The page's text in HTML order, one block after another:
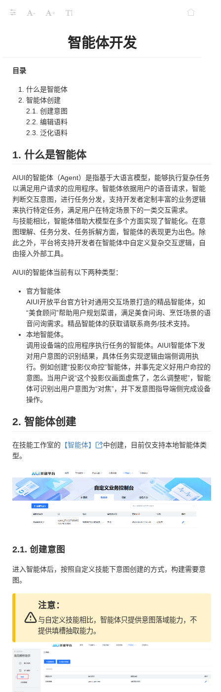
- +
智能体开发
目录
什么是智能体
智能体创建
2.1. 创建意图
2.2. 编辑语料
2.3. 泛化语料
1. 什么是智能体
AIUI的智能体（Agent）是指基于大语言模型，能够执行复杂任务
以满足用户请求的应用程序。智能体依据用户的语音请求，智能
判断交互意图，进行任务分发，支持开发者定制丰富的业务逻辑
来执行特定任务，满足用户在特定场景下的一类交互需求。
与技能相比，智能体借助大模型在多个方面实现了智能化。在意
图理解、任务分发、任务拆解方面，智能体的表现更为出色。除
此之外，平台将支持开发者在智能体中自定义复杂交互逻辑，自
由接入外部工具。
AIUI的智能体当前有以下两种类型：
官方智能体
AIUI开放平台官方针对通用交互场景打造的精品智能体，如
“美食顾问”帮助用户规划菜谱，满足美食问询、烹饪场景的语
音问询需求。精品智能体的获取请联系商务/技术支持。
本地智能体。
调用设备端的应用程序执行任务的智能体。AIUI智能体下发
对用户意图的识别结果，具体任务实现逻辑由端侧调用执
行。例如创建“投影仪命控”智能体，并事先定义好用户命控的
意图。当用户说“这个投影仪画面虚焦了，怎么调整呢”，智能
体可识别出用户意图为“对焦”，并下发意图指导端侧完成设备
操作。
2. 智能体创建
在技能工作室的 【智能体】
中创建，目前仅支持本地智能体类
型。
2.1. 创建意图
进入智能体后，按照自定义技能下意图创建的方式，构建需要意
图。
注意：
与自定义技能相比，智能体只提供意图落域能力，不
提供填槽抽取能力。